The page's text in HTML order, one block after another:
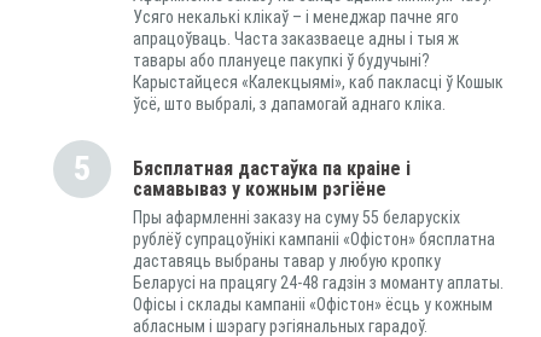
Усяго некалькі клікаў – і менеджар пачне яго
апрацоўваць. Часта заказваеце адны і тыя ж
тавары або плануеце пакупкі ў будучыні?
Карыстайцеся «Калекцыямі», каб пакласці ў Кошык
ўсё, што выбралі, з дапамогай аднаго кліка.
5
Бясплатная дастаўка па краіне і
самавываз у кожным рэгіёне
Пры афармленні заказу на суму 55 беларускіх
рублёў супрацоўнікі кампаніі «Офістон» бясплатна
даставяць выбраны тавар у любую кропку
Беларусі на працягу 24-48 гадзін з моманту аплаты.
Офісы і склады кампаніі «Офістон» ёсць у кожным
абласным і шэрагу рэгіянальных гарадоў.